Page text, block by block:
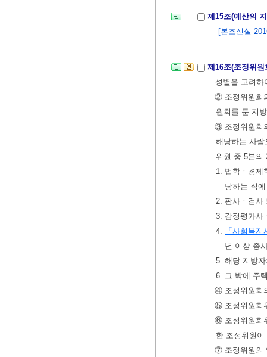
제15조(예산의
[본조신설
제16조(조정위
성별을 고려
② 조정위원회
원회를 둔 지
③ 조정위원회
해당하는 사
위원 중 5분의
1. 법학ㆍ경제
당하는 직
2. 판사ㆍ검사
3. 감정평가사
4.
「사회복
년 이상 종
5. 해당 지방
6. 그 밖에 주
④ 조정위원회
⑤ 조정위원회
⑥ 조정위원회
한 조정위원
⑦ 조정위원의